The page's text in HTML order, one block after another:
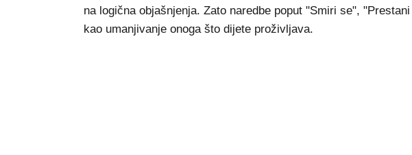
na logična objašnjenja. Zato naredbe poput "Smiri se",
kao umanjivanje onoga što dijete proživljava.